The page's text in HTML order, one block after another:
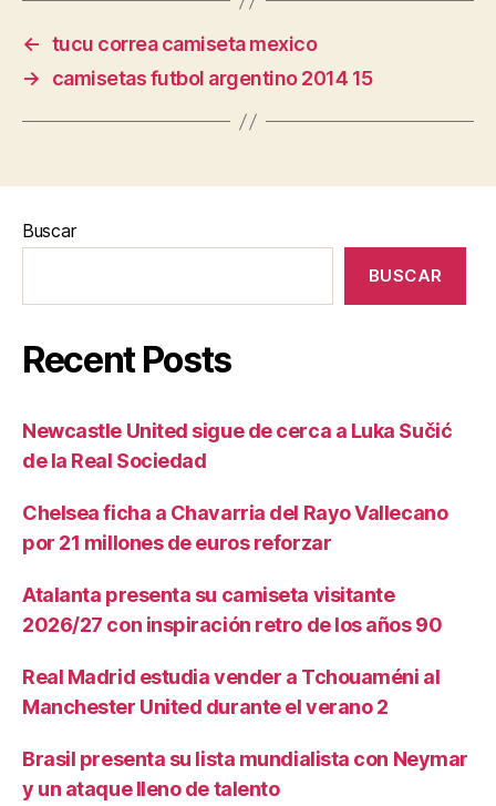
← tucu correa camiseta mexico
→
camisetas futbol argentino 2014 15
Buscar
BUSCAR
Recent Posts
Newcastle United sigue de cerca a Luka Sučić
de la Real Sociedad
Chelsea ficha a Chavarria del Rayo Vallecano
por 21 millones de euros reforzar
Atalanta presenta su camiseta visitante
2026/27 con inspiración retro de los años 90
Real Madrid estudia vender a Tchouaméni al
Manchester United durante el verano 2
Brasil presenta su lista mundialista con Neymar
y un ataque lleno de talento